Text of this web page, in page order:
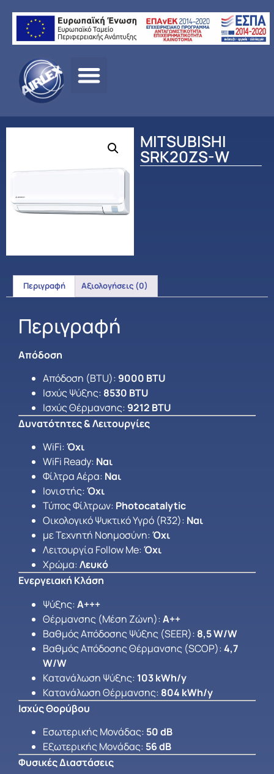
σελίδα/ΠΡΟΪΟΝΤΑ
MITSUBISHI
SRK20ZS-W
Περιγραφή Αξιολογήσεις (0)
Περιγραφή
Απόδοση
Απόδοση (BTU): 9000 BTU
Ισχύς Ψύξης: 8530 BTU
Ισχύς Θέρμανσης: 9212 BTU
Δυνατότητες & Λειτουργίες
WiFi:Όχι
WiFi Ready: Ναι
Φίλτρα Αέρα: Ναι
Ιονιστής:Όχι
Τύπος Φίλτρων: Photocatalytic
Οικολογικό Ψυκτικό Υγρό (R32): Ναι
με Τεχνητή Νοημοσύνη:Όχι
Λειτουργία Follow Me:Όχι
Χρώμα:Λευκό
Ενεργειακή Κλάση
Ψύξης:A+++
Θέρμανσης (Μέση Ζώνη):A++
Βαθμός Απόδοσης Ψύξης (SEER): 8,5 W/W
Βαθμός Απόδοσης Θέρμανσης (SCOP):4,7
W/W
Κατανάλωση Ψύξης: 103 kWh/y
Κατανάλωση Θέρμανσης: 804 kWh/y
Ισχύς Θορύβου
Εσωτερικής Μονάδας: 50 dB
Εξωτερικής Μονάδας: 56 dB
Φυσικές Διαστάσεις